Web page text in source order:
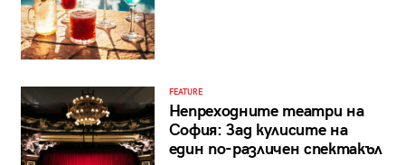
FEATURE
Непреходните театри на
София: Зад кулисите на
един по-различен спектакъл